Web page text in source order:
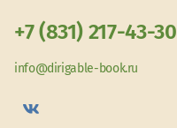
+7 (831) 217-43-30
info@dirigable-book.ru